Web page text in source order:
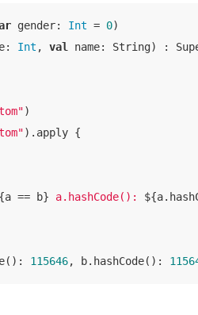
gender: Int = 0
Int , val name: String) :
)
).apply {
== b} a.hashCode():
115646, b.hashCode():